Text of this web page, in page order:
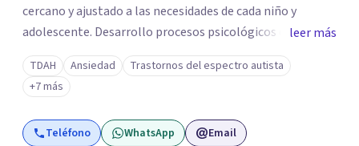
cercano y ajustado a las necesidades de cada niño y
adolescente. Desarrollo procesos psicológicos que
incluyen evaluación, orientación, intervención y
seguimiento, así como acompañamiento familiar,
brindando espacios de escucha, contención y apoyo que
permiten a padres y cuidadores comprender mejor las
necesidades emocionales y educativas de sus hijos y
leer más
TDAH Ansiedad
Trastornos del espectro autista
+7 más
Teléfono WhatsApp Email